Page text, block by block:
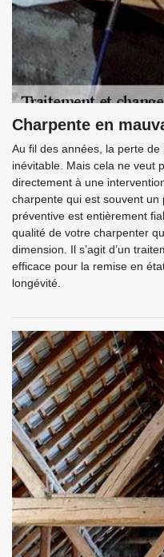
Charpente en
Au fil des années, la perte
inévitable. Mais cela ne veut
directement à une
charpente qui est souvent un
préventive est entièrement
qualité de votre charpenter
dimension. Il s’agit d’un
efficace pour la remise en
longévité.